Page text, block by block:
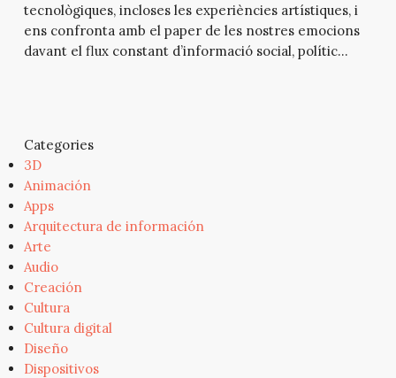
tecnològiques, incloses les experiències artístiques, i
ens confronta amb el paper de les nostres emocions
davant el flux constant d’informació social, polític...
Categories
3D
Animación
Apps
Arquitectura de información
Arte
Audio
Creación
Cultura
Cultura digital
Diseño
Dispositivos